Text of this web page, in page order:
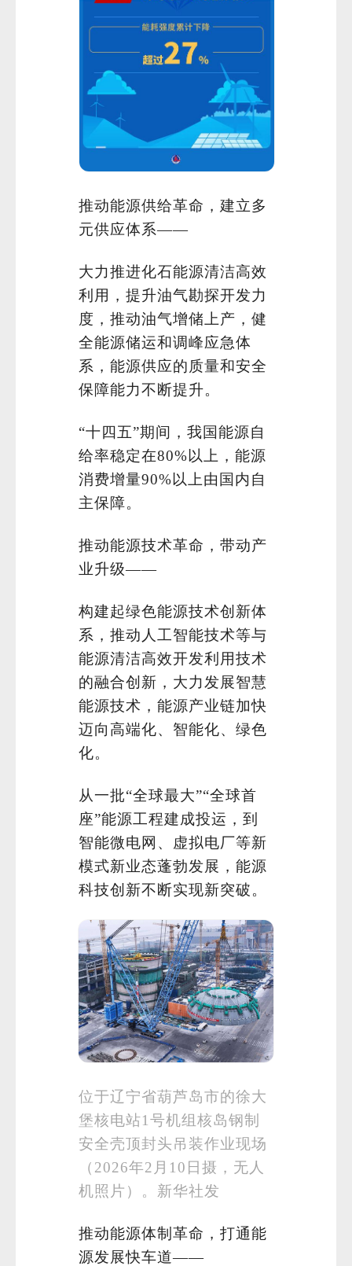
推动能源供给革命，建立多
元供应体系——
大力推进化石能源清洁高效
利用，提升油气勘探开发力
度，推动油气增储上产，健
全能源储运和调峰应急体
系，能源供应的质量和安全
保障能力不断提升。
“十四五”期间，我国能源自
给率稳定在80%以上，能源
消费增量90%以上由国内自
主保障。
推动能源技术革命，带动产
业升级——
构建起绿色能源技术创新体
系，推动人工智能技术等与
能源清洁高效开发利用技术
的融合创新，大力发展智慧
能源技术，能源产业链加快
迈向高端化、智能化、绿色
化。
从一批“全球最大”“全球首
座”能源工程建成投运，到
智能微电网、虚拟电厂等新
模式新业态蓬勃发展，能源
科技创新不断实现新突破。
位于辽宁省葫芦岛市的徐大
堡核电站1号机组核岛钢制
安全壳顶封头吊装作业现场
（2026年2月10日摄，无人
机照片）。新华社发
推动能源体制革命，打通能
源发展快车道——